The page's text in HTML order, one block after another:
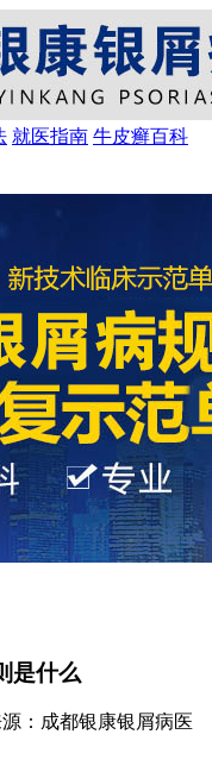
就医指南 牛皮癣百科
是什么
：成都银康银屑病医